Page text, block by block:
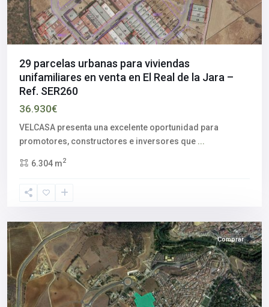
29 parcelas urbanas para viviendas
unifamiliares en venta en El Real de la Jara –
Ref. SER260
36.930€
VELCASA presenta una excelente oportunidad para
promotores, constructores e inversores que ...
6.304 m2
de
Sevilla
Comprar